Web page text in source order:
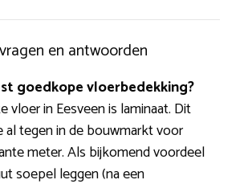
en antwoorden
goedkope vloerbedekking?
vloer in Eesveen is laminaat. Dit
al tegen in de bouwmarkt voor
meter. Als bijkomend voordeel
soepel leggen (na een